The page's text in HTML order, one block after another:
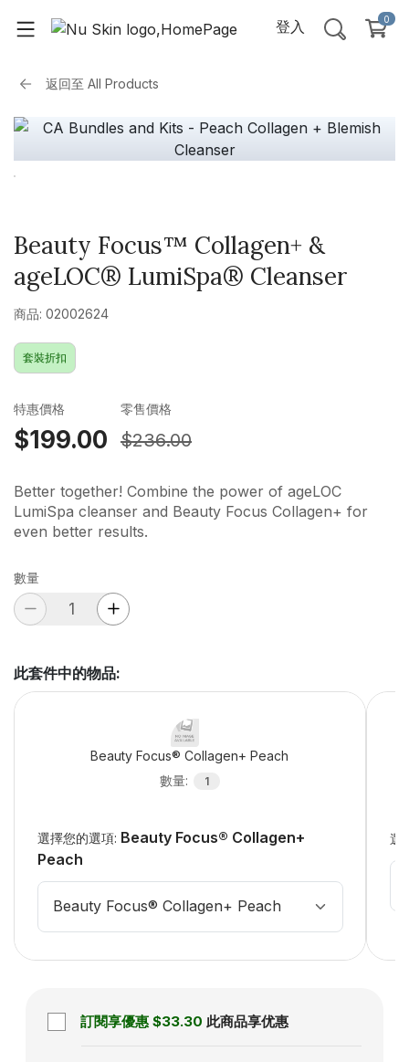
登入 0
返回至 All Products
Beauty Focus™ Collagen+ &
ageLOC® LumiSpa® Cleanser
商品: 02002624
套裝折扣
特惠價格
$199.00
零售價格
$236.00
Better together! Combine the power of ageLOC
LumiSpa cleanser and Beauty Focus Collagen+ for
even better results.
數量
此套件中的物品:
Beauty Focus® Collagen+ Peach
數量: 1
選擇您的選項: Beauty Focus® Collagen+
Peach
Beauty Focus® Collagen+ Peach
選
訂閱享優惠 $33.30 此商品享优惠